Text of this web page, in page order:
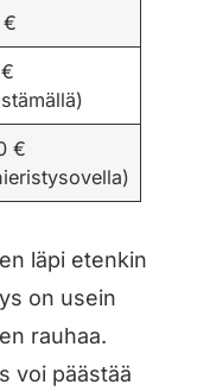
€
läpi etenkin
on usein
rauhaa.
voi päästää